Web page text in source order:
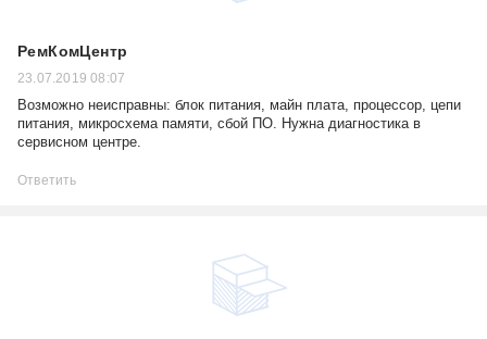
РемКомЦентр
23.07.2019 08:07
Возможно неисправны: блок питания, майн плата, процессор, цепи
питания, микросхема памяти, сбой ПО. Нужна диагностика в
сервисном центре.
Ответить